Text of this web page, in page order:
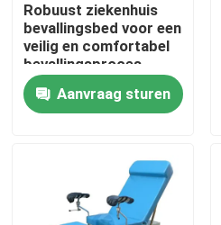
Huis
Over ons
Robuust ziekenhuis
bevallingsbed voor een
veilig en comfortabel
bevallingsproces
Aanvraag sturen